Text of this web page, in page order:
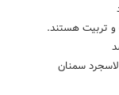
و تربیت هستند.
سمنان